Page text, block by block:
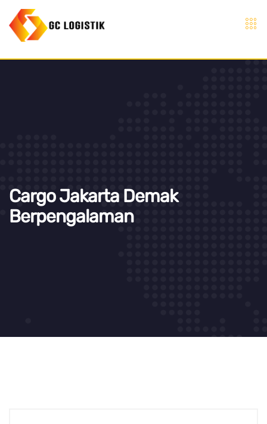
Cargo Jakarta Demak
Berpengalaman